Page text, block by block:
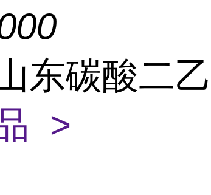
东碳酸二
>